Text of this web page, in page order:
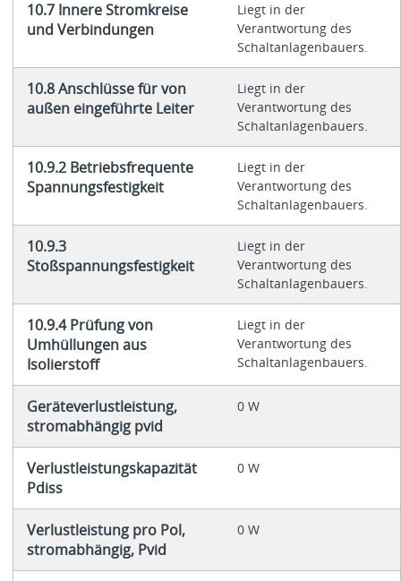
10.7 Innere Stromkreise
und Verbindungen
Liegt in der
Verantwortung des
Schaltanlagenbauers.
10.8 Anschlüsse für von
außen eingeführte Leiter
Liegt in der
Verantwortung des
Schaltanlagenbauers.
10.9.2 Betriebsfrequente
Spannungsfestigkeit
Liegt in der
Verantwortung des
Schaltanlagenbauers.
10.9.3
Stoßspannungsfestigkeit
Liegt in der
Verantwortung des
Schaltanlagenbauers.
10.9.4 Prüfung von
Umhüllungen aus
Isolierstoff
Liegt in der
Verantwortung des
Schaltanlagenbauers.
Geräteverlustleistung,
stromabhängig pvid
0 W
Verlustleistungskapazität
Pdiss
0 W
Verlustleistung pro Pol,
stromabhängig, Pvid
0 W